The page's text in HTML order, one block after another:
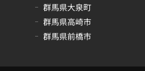
群馬県大泉町
群馬県高崎市
群馬県前橋市